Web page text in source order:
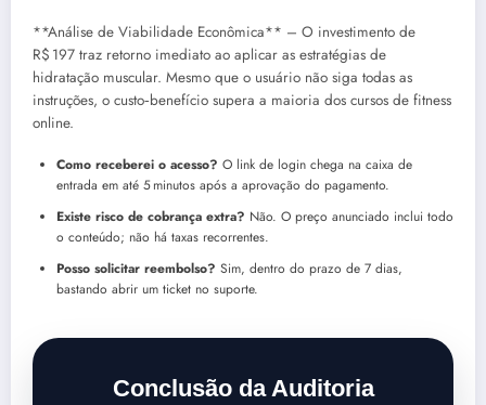
**Análise de Viabilidade Econômica** – O investimento de
R$ 197 traz retorno imediato ao aplicar as estratégias de
hidratação muscular. Mesmo que o usuário não siga todas as
instruções, o custo‑benefício supera a maioria dos cursos de fitness
online.
Como receberei o acesso? O link de login chega na caixa de
entrada em até 5 minutos após a aprovação do pagamento.
Existe risco de cobrança extra? Não. O preço anunciado inclui todo
o conteúdo; não há taxas recorrentes.
Posso solicitar reembolso? Sim, dentro do prazo de 7 dias,
bastando abrir um ticket no suporte.
Conclusão da Auditoria